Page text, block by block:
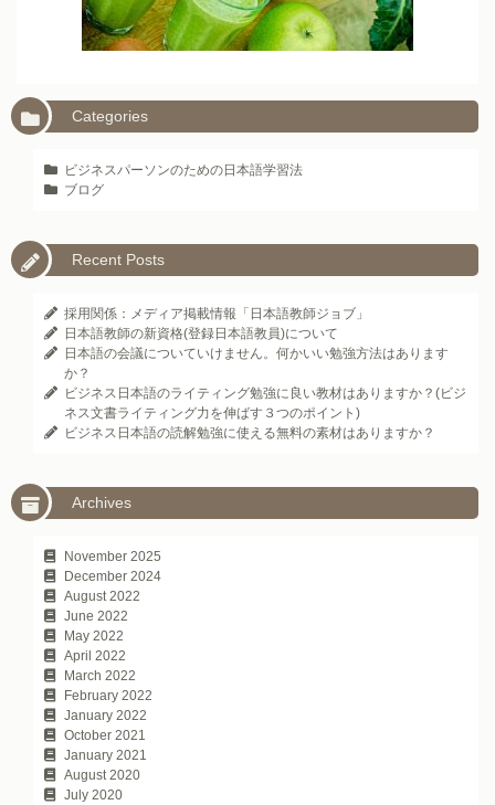
Categories
ビジネスパーソンのための日本語学習法
ブログ
Recent Posts
採用関係：メディア掲載情報「日本語教師ジョブ」
日本語教師の新資格(登録日本語教員)について
日本語の会議についていけません。何かいい勉強方法はあります
か？
ビジネス日本語のライティング勉強に良い教材はありますか？(ビジ
ネス文書ライティング力を伸ばす３つのポイント)
ビジネス日本語の読解勉強に使える無料の素材はありますか？
Archives
November 2025
December 2024
August 2022
June 2022
May 2022
April 2022
March 2022
February 2022
January 2022
October 2021
January 2021
August 2020
July 2020